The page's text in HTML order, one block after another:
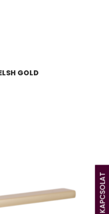
GOLD
KAPCSOLAT